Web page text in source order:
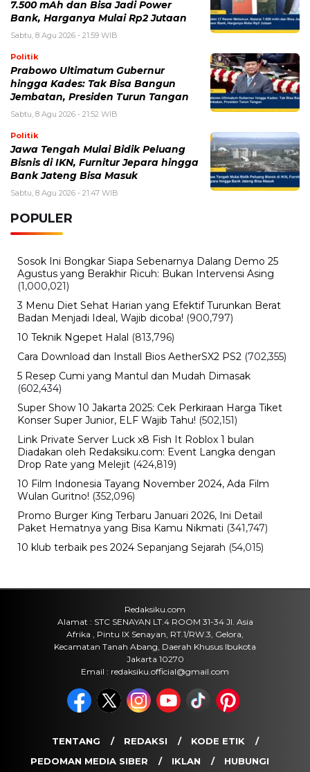
Kabar Duka Lionel Messi, Sang Ayah Jorge Messi
Meninggal Dunia di Rosario
Resmi! Persib Datangkan Danijel Loncar, Bek Kroasia
189 Cm Dikontrak Dua Musim
Sabtu, 8 Agustus 2026 - 16:00 WIB
Kick-off dan Siaran Langsungnya
Sabtu, 8 Agustus 2026 - 09:06 WIB
30 Tahun Tanpa Gelar! Timnas Indonesia Kembali
Gagal Juara Piala AFF Usai Ditahan Singapura
Sabtu, 8 Agustus 2026 - 08:45 WIB
Pendaftaran Indomaret Run 2026 Dibuka Hari Ini,
BERITA TERBARU
Viral
Penangkal Petir TVRI Diringkus,
Kerugian Rp80 Juta
Sabtu, 8 Agu 2026 - 22:27 WIB
Keuangan
Emas Antam Melonjak Lagi! Harga 1
Gram Nyaris Rp2,7 Juta, Buyback
Naik Rp50 Ribu
Sabtu, 8 Agu 2026 - 22:09 WIB
Teknologi
Redmi 17 Resmi Meluncur, Baterai
7.500 mAh dan Bisa Jadi Power
Bank, Harganya Mulai Rp2 Jutaan
Sabtu, 8 Agu 2026 - 21:59 WIB
Politik
Jembatan, Presiden Turun Tangan
Jawa Tengah Mulai Bidik Peluang
Bisnis di IKN, Furnitur Jepara hingga
Bank Jateng Bisa Masuk
Sabtu, 8 Agu 2026 - 21:47 WIB
POPULER
Sosok Ini Bongkar Siapa Sebenarnya Dalang Demo 25
Agustus yang Berakhir Ricuh: Bukan Intervensi Asing